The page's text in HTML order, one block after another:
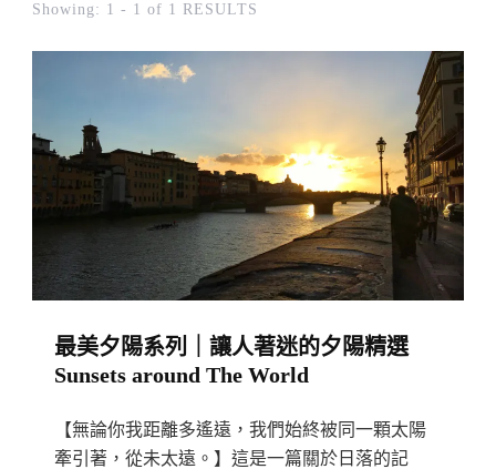
Showing: 1 - 1 of 1 RESULTS
最美夕陽系列｜讓人著迷的夕陽精選
Sunsets around The World
【無論你我距離多遙遠，我們始終被同一顆太陽
牽引著，從未太遠。】這是一篇關於日落的記